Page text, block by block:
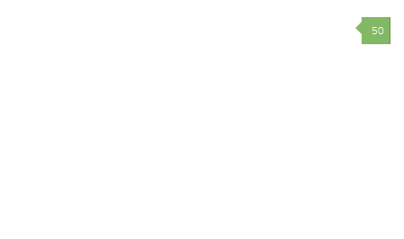
50